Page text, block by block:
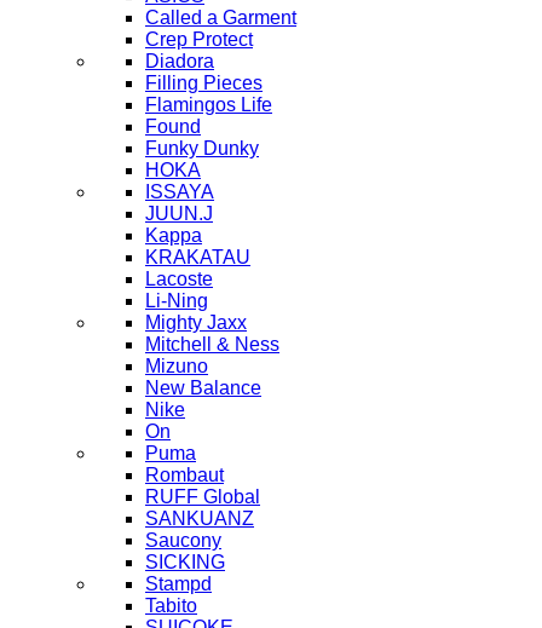
Called a Garment
Crep Protect
Diadora
Filling Pieces
Flamingos Life
Found
Funky Dunky
HOKA
ISSAYA
JUUN.J
Kappa
KRAKATAU
Lacoste
Li-Ning
Mighty Jaxx
Mitchell & Ness
Mizuno
New Balance
Nike
On
Puma
Rombaut
RUFF Global
SANKUANZ
Saucony
SICKING
Stampd
Tabito